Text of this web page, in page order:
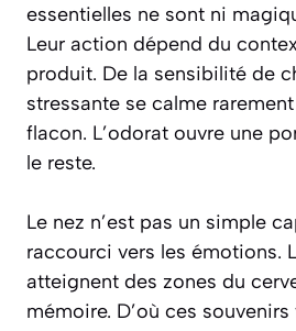
essentielles ne sont ni
Leur action dépend du
produit. De la sensibilité de
stressante se calme
flacon. L’odorat ouvre une
le reste.
Le nez n’est pas un simple
raccourci vers les émotions.
atteignent des zones du
mémoire. D’où ces